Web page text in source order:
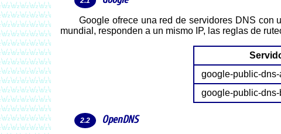
Google ofrece una red de servidores DNS con
mundial, responden a un mismo IP, las reglas de
google-public-
google-public-
OpenDNS